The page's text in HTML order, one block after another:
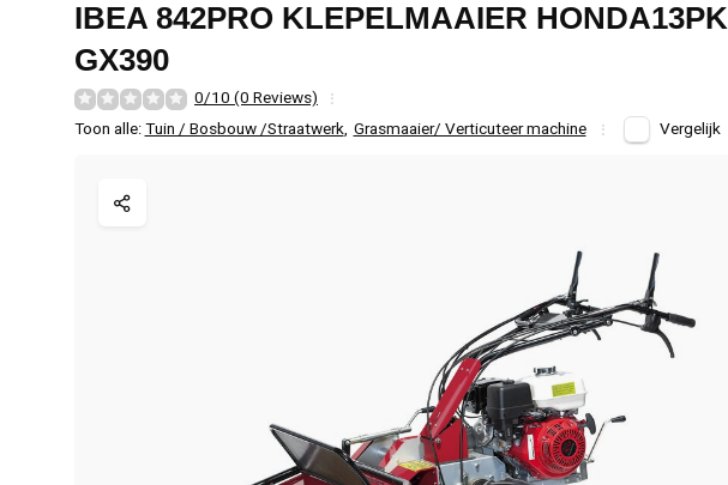
IBEA 842PRO KLEPELMAAIER HONDA13PK
GX390
0/10 (0 Reviews)
Toon alle:Tuin / Bosbouw /Straatwerk, Grasmaaier/ Verticuteer machine Vergelijk